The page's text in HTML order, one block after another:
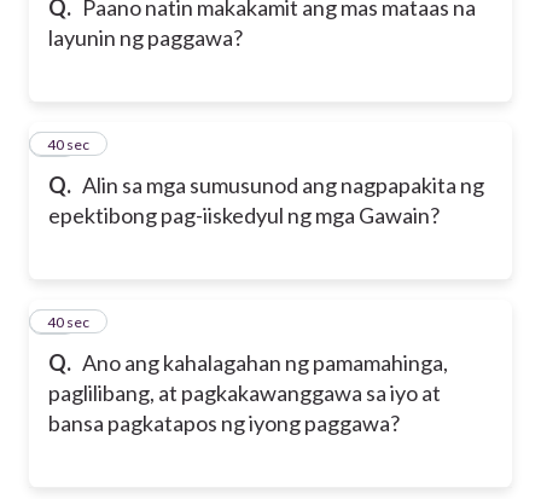
Q. Paano natin makakamit ang mas mataas na
layunin ng paggawa?
Q. Alin sa mga sumusunod ang nagpapakita ng
epektibong pag-iiskedyul ng mga Gawain?
29
40 sec
Q. Ano ang kahalagahan ng pamamahinga,
paglilibang, at pagkakawanggawa sa iyo at
bansa pagkatapos ng iyong paggawa?
30
40 sec